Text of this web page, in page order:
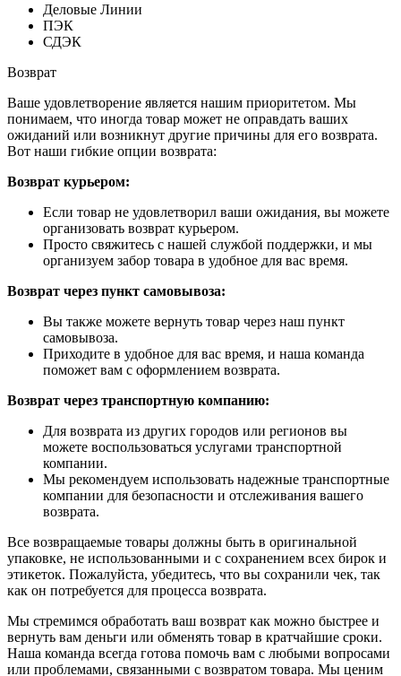
Деловые Линии
ПЭК
СДЭК
Возврат
Ваше удовлетворение является нашим приоритетом. Мы
понимаем, что иногда товар может не оправдать ваших
ожиданий или возникнут другие причины для его возврата.
Вот наши гибкие опции возврата:
Возврат курьером:
Если товар не удовлетворил ваши ожидания, вы можете
организовать возврат курьером.
Просто свяжитесь с нашей службой поддержки, и мы
организуем забор товара в удобное для вас время.
Возврат через пункт самовывоза:
Вы также можете вернуть товар через наш пункт
самовывоза.
Приходите в удобное для вас время, и наша команда
поможет вам с оформлением возврата.
Возврат через транспортную компанию:
Для возврата из других городов или регионов вы
можете воспользоваться услугами транспортной
компании.
Мы рекомендуем использовать надежные транспортные
компании для безопасности и отслеживания вашего
возврата.
Все возвращаемые товары должны быть в оригинальной
упаковке, не использованными и с сохранением всех бирок и
этикеток. Пожалуйста, убедитесь, что вы сохранили чек, так
как он потребуется для процесса возврата.
Мы стремимся обработать ваш возврат как можно быстрее и
вернуть вам деньги или обменять товар в кратчайшие сроки.
Наша команда всегда готова помочь вам с любыми вопросами
или проблемами, связанными с возвратом товара. Мы ценим